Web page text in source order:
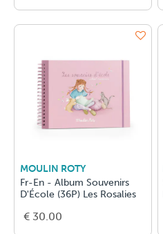
MOULIN ROTY
Fr-En - Album Souvenirs
D'École (36P) Les Rosalies
€ 30.00